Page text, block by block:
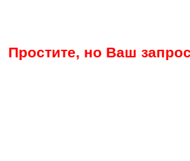
Простите, но Ваш